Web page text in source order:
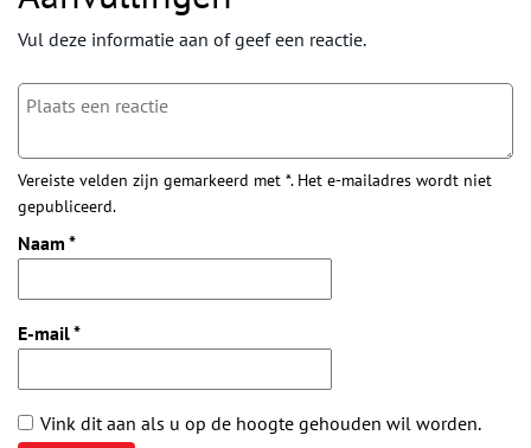
Vul deze informatie aan of geef een reactie.
Vereiste velden zijn gemarkeerd met *. Het e-mailadres wordt niet
gepubliceerd.
Naam *
E-mail*
Vink dit aan als u op de hoogte gehouden wil worden.